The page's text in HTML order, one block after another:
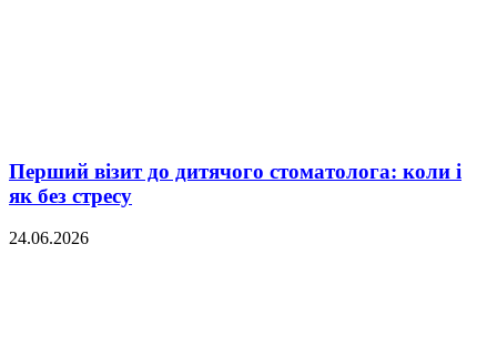
Перший візит до дитячого стоматолога: коли і
як без стресу
24.06.2026